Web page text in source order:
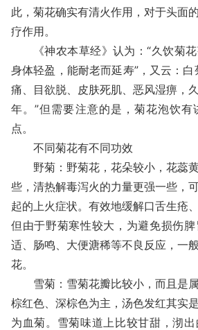
此，菊花确实有清火作用，对于头面
疗作用。
《神农本草经》认为：“久饮菊
身体轻盈，能耐老而延寿”，又云：白
痛、目欲脱、皮肤死肌、恶风湿痹，
年。”但需要注意的是，菊花泡饮
点。
不同菊花有不同功效
野菊：野菊花，花朵较小，花蕊
些，清热解毒泻火的力量更强一些，
起的上火症状。有效地缓解口舌生疮
但由于野菊寒性较大，为避免损伤
适、肠鸣、大便溏稀等不良反应，一
花。
雪菊：雪菊花瓣比较小，而且是
棕红色、深棕色为主，汤色发红其实
为血菊。雪菊味道上比较甘甜，沏